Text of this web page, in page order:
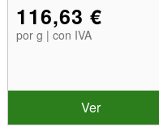
116,63 €
por g | con IVA
Ver